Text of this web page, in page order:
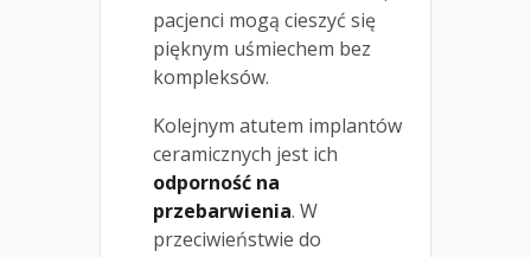
pacjenci mogą cieszyć się
pięknym uśmiechem bez
kompleksów.
Kolejnym atutem implantów
ceramicznych jest ich
odporność na
przebarwienia. W
przeciwieństwie do